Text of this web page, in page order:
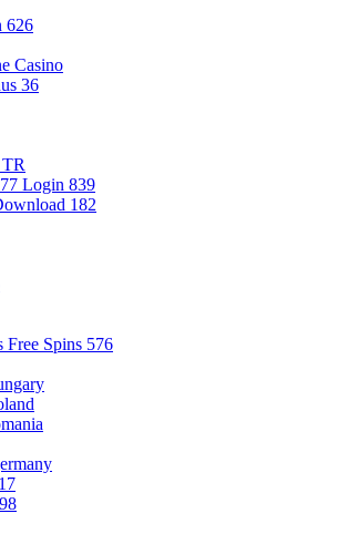
626
Casino
36
TR
Login 839
182
Spins 576